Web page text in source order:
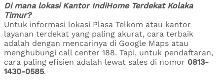
Di mana lokasi Kantor IndiHome Terdekat Kolaka
Timur?
Untuk informasi lokasi Plasa Telkom atau kantor
layanan terdekat yang paling akurat, cara terbaik
adalah dengan mencarinya di Google Maps atau
menghubungi call center 188. Tapi, untuk pendaftaran,
cara paling efisien adalah lewat sales di nomor 0813-
1430-0585.